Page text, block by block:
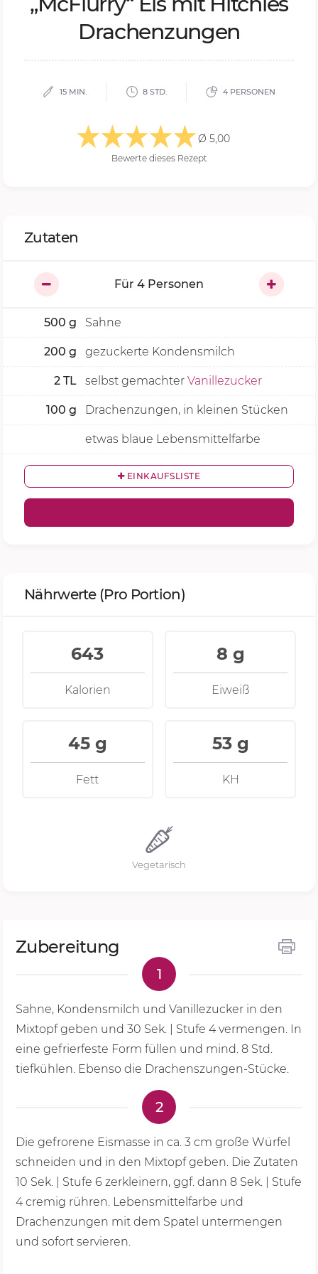
Dra­chen­zun­gen
15 MIN. 8 STD. 4 PERSONEN
Ø 5,00
Bewerte dieses Rezept
Zubereitung
1
Sahne, Kondensmilch und Vanillezucker in den
Mixtopf geben und 30 Sek. Stufe 4vermengen. In
eine gefrierfeste Form füllen und mind. 8 Std.
tiefkühlen. Ebenso die Drachenszungen-Stücke.
2
Die gefrorene Eismasse in ca. 3 cm große Würfel
schneiden und in den Mixtopf geben. Die Zutaten
10 Sek.
Stufe 6 zerkleinern, ggf. dann 8 Sek. | Stufe
4 cremig rühren. Lebensmittelfarbe und
Drachenzungen mit dem Spatel untermengen
und sofort servieren.
Zutaten
Für 4Personen
500 g Sahne
200 g gezuckerte Kondensmilch
2 TL selbst gemachter Vanillezucker
100 g Drachenzungen, in kleinen Stücken
etwas blaue Lebensmittelfarbe
EINKAUFSLISTE
Nährwerte (Pro Portion)
643
Kalorien
8 g
Eiweiß
45 g
Fett
53 g
KH
Vegetarisch